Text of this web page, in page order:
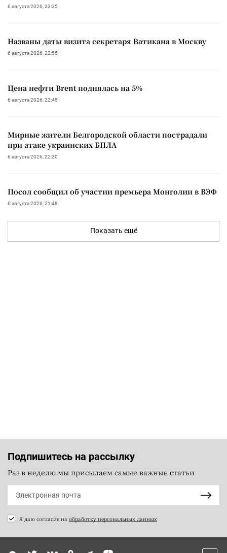
6 августа 2026, 23:25
Названы даты визита секретаря Ватикана в Москву
6 августа 2026, 22:55
Цена нефти Brent поднялась на 5%
6 августа 2026, 22:45
Мирные жители Белгородской области пострадали
при атаке украинских БПЛА
6 августа 2026, 22:20
Посол сообщил об участии премьера Монголии в ВЭФ
6 августа 2026, 21:48
Показать ещё
Подпишитесь на рассылку
Раз в неделю мы присылаем самые важные статьи
Я даю согласие на обработку персональных данных